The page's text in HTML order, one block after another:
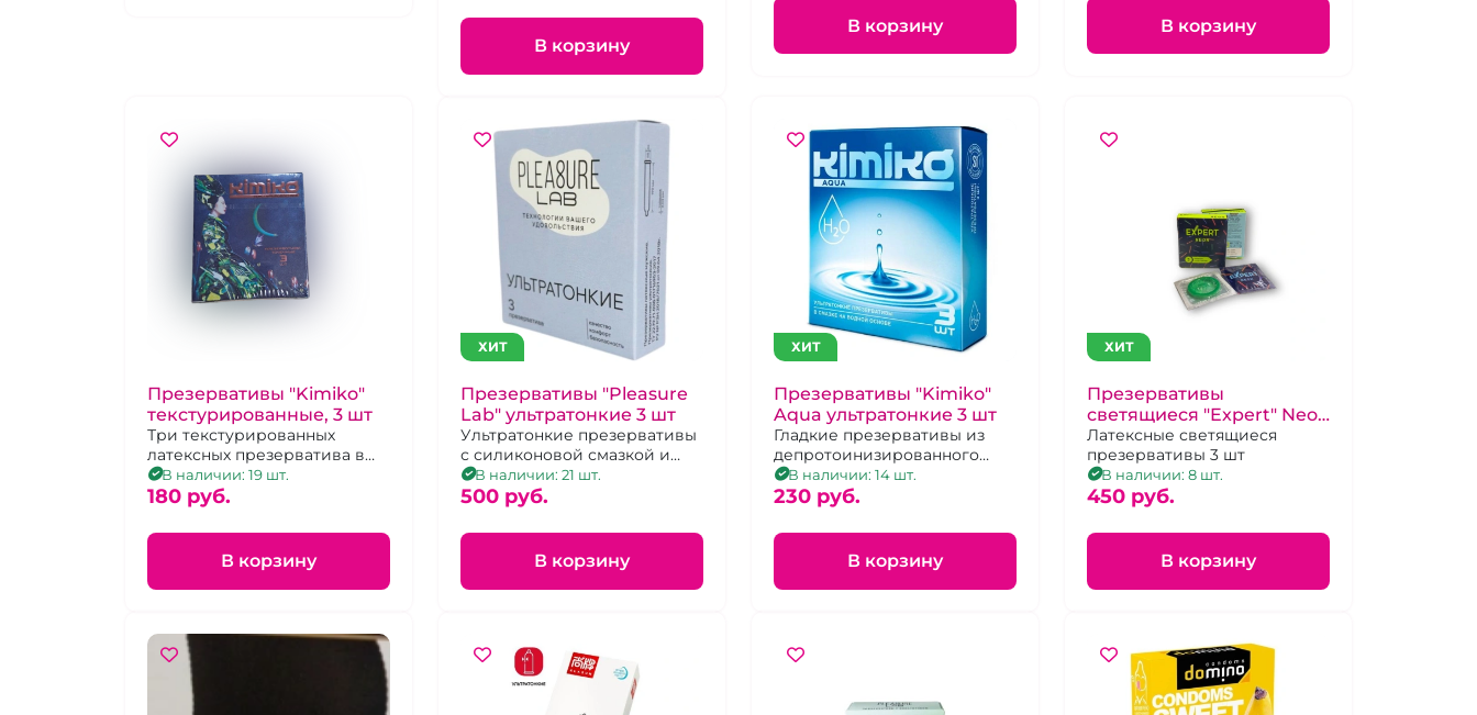
В корзину
В корзину В корзину
Презервативы "Kimiko"
текстурированные, 3 шт
Три текстурированных
латексных презерватива в
силиконовой смазке с
накопителем
В наличии: 19 шт.
180 pуб.
В корзину
ХИТ
Презервативы "Pleasure
Lab" ультратонкие 3 шт
Ультратонкие презервативы
с силиконовой смазкой и
накопителем
В наличии: 21 шт.
500 pуб.
В корзину
ХИТ
Презервативы "Kimiko"
Aqua ультратонкие 3 шт
Гладкие презервативы из
депротоинизированного
латекса,
В наличии: 14 шт.
230 pуб.
В корзину
ХИТ
Презервативы
светящиеся "Expert" Neon
3 шт.
Латексные светящиеся
презервативы 3 шт
В наличии: 8 шт.
450 pуб.
В корзину